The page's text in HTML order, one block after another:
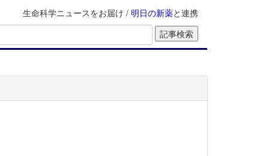
生命科学ニュースをお届け / 明日の新薬と連携